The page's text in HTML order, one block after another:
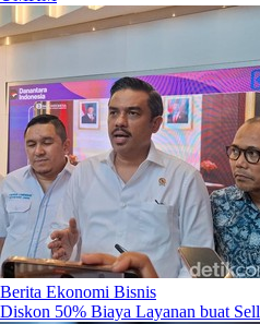
Berita Ekonomi Bisnis
Diskon 50% Biaya Layanan buat